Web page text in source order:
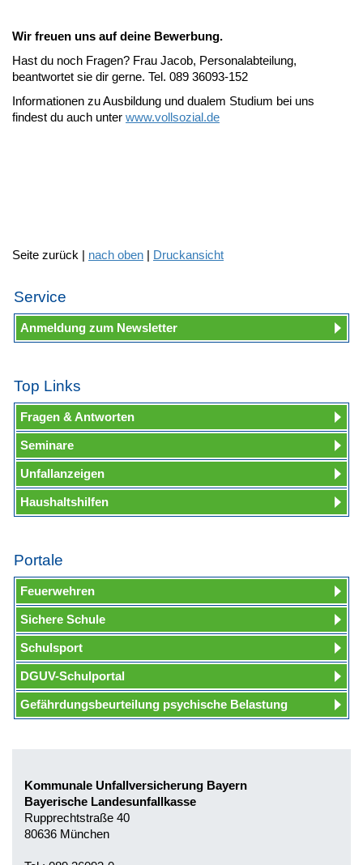
Wir freuen uns auf deine Bewerbung.
Hast du noch Fragen? Frau Jacob, Personalabteilung,
beantwortet sie dir gerne. Tel. 089 36093-152
Informationen zu Ausbildung und dualem Studium bei uns
findest du auch unter www.vollsozial.de
Seite zurück | nach oben | Druckansicht
Service
Anmeldung zum Newsletter
Top Links
Fragen & Antworten
Seminare
Unfallanzeigen
Haushaltshilfen
Portale
Feuerwehren
Sichere Schule
Schulsport
DGUV-Schulportal
Gefährdungsbeurteilung psychische Belastung
Kommunale Unfallversicherung Bayern
Bayerische Landesunfallkasse
Rupprechtstraße 40
80636 München